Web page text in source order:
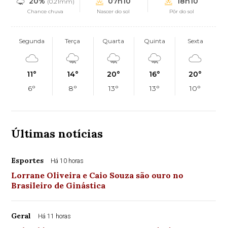
Chance chuva Nascer do sol Pôr do sol
Segunda
11°
6°
Terça
14°
8°
Quarta
20°
13°
Quinta
16°
13°
Sexta
20°
10°
Últimas notícias
Esportes Há 10 horas
Lorrane Oliveira e Caio Souza são ouro no
Brasileiro de Ginástica
Geral Há 11 horas